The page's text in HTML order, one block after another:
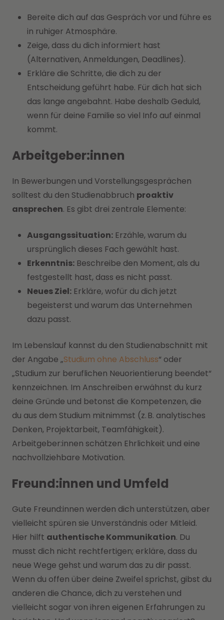
Bereite dich auf das Gespräch vor und führe es
in ruhiger Atmosphäre.
Zeige, dass du dich informiert hast
(Alternativen, Anmeldungen, Deadlines).
Erkläre die Schritte, die dich zu der
Entscheidung geführt habe. Für dich hat sich
das lange angebahnt. Habe deshalb Geduld,
wenn für deine Familie so viel Info auf einmal
kommt.
Arbeitgeber:innen
In Bewerbungen und Vorstellungsgesprächen
solltest du den Studienabbruch proaktiv
ansprechen. Es gibt drei zentrale Elemente:
Ausgangssituation: Erzähle, warum du
ursprünglich dieses Fach gewählt hast.
Erkenntnis: Beschreibe den Moment, als du
festgestellt hast, dass es nicht passt.
Neues Ziel: Erkläre, wofür du dich jetzt
begeisterst und warum das Unternehmen
dazu passt.
Im Lebenslauf kannst du den Studienabschnitt mit
der Angabe „Studium ohne Abschluss“ oder
„Studium zur beruflichen Neuorientierung beendet“
kennzeichnen. Im Anschreiben erwähnst du kurz
deine Gründe und betonst die Kompetenzen, die
du aus dem Studium mitnimmst (z. B. analytisches
Denken, Projektarbeit, Teamfähigkeit).
Arbeitgeber:innen schätzen Ehrlichkeit und eine
nachvollziehbare Motivation.
Freund:innen und Umfeld
Gute Freund:innen werden dich unterstützen, aber
vielleicht spüren sie Unverständnis oder Mitleid.
Hier hilft authentische Kommunikation. Du
musst dich nicht rechtfertigen; erkläre, dass du
neue Wege gehst und warum das zu dir passt.
Wenn du offen über deine Zweifel sprichst, gibst du
anderen die Chance, dich zu verstehen und
vielleicht sogar von ihren eigenen Erfahrungen zu